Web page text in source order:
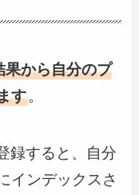
から自分のプ
す。
録すると、自分
インデックスさ